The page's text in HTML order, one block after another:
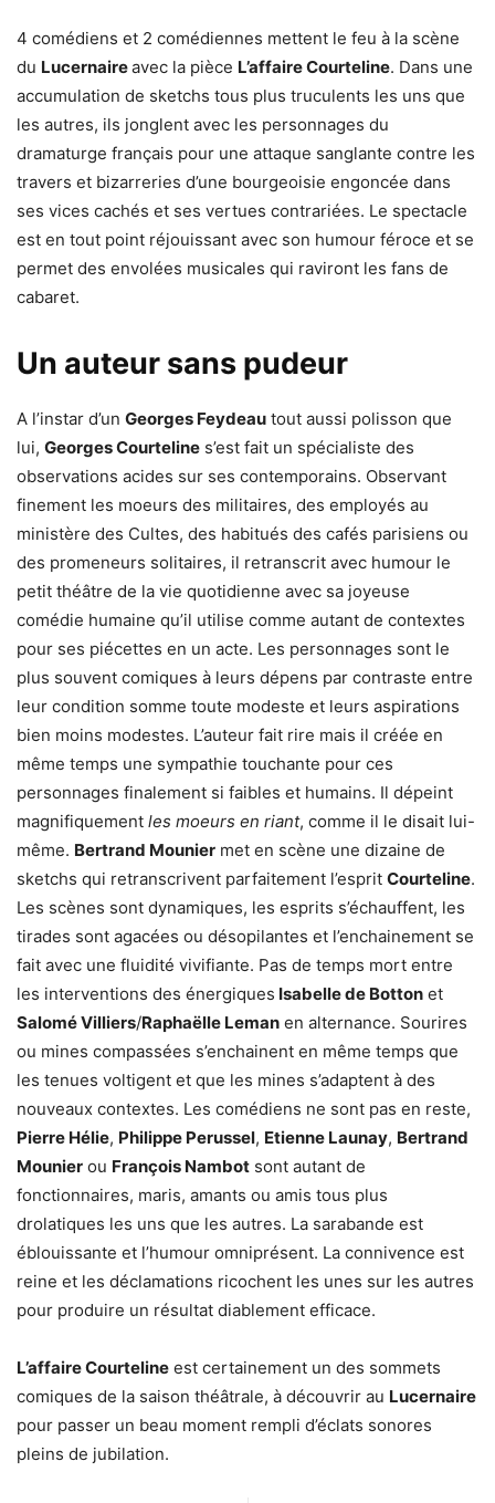
4 comédiens et 2 comédiennes mettent le feu à la scène
du Lucernaireavec la pièce L’affaire Courteline. Dans une
accumulation de sketchs tous plus truculents les uns que
les autres, ils jonglent avec les personnages du
dramaturge français pour une attaque sanglante contre les
travers et bizarreries d’une bourgeoisie engoncée dans
ses vices cachés et ses vertues contrariées. Le spectacle
est en tout point réjouissant avec son humour féroce et se
permet des envolées musicales qui raviront les fans de
cabaret.
Un auteur sans pudeur
A l’instar d’un Georges Feydeau tout aussi polisson que
lui, Georges Courteline s’est fait un spécialiste des
observations acides sur ses contemporains. Observant
finement les moeurs des militaires, des employés au
ministère des Cultes, des habitués des cafés parisiens ou
des promeneurs solitaires, il retranscrit avec humour le
petit théâtre de la vie quotidienne avec sa joyeuse
comédie humaine qu’il utilise comme autant de contextes
pour ses piécettes en un acte. Les personnages sont le
plus souvent comiques à leurs dépens par contraste entre
leur condition somme toute modeste et leurs aspirations
bien moins modestes. L’auteur fait rire mais il créée en
même temps une sympathie touchante pour ces
personnages finalement si faibles et humains. Il dépeint
magnifiquement les moeurs en riant, comme il le disait lui-
même. Bertrand Mounier met en scène une dizaine de
sketchs qui retranscrivent parfaitement l’esprit Courteline.
Les scènes sont dynamiques, les esprits s’échauffent, les
tirades sont agacées ou désopilantes et l’enchainement se
fait avec une fluidité vivifiante. Pas de temps mort entre
les interventions des énergiques Isabelle de Botton et
Salomé Villiers/Raphaëlle Leman en alternance. Sourires
ou mines compassées s’enchainent en même temps que
les tenues voltigent et que les mines s’adaptent à des
nouveaux contextes. Les comédiens ne sont pas en reste,
Pierre Hélie, Philippe Perussel, Etienne Launay, Bertrand
Mounier ou François Nambot sont autant de
fonctionnaires, maris, amants ou amis tous plus
drolatiques les uns que les autres. La sarabande est
éblouissante et l’humour omniprésent. La connivence est
reine et les déclamations ricochent les unes sur les autres
pour produire un résultat diablement efficace.
L’affaire Courteline est certainement un des sommets
comiques de la saison théâtrale, à découvrir au Lucernaire
pour passer un beau moment rempli d’éclats sonores
pleins de jubilation.